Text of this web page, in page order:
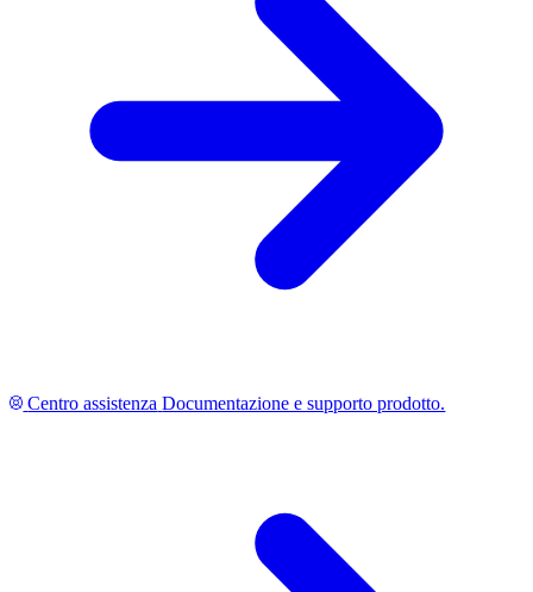
Centro assistenza Documentazione e supporto prodotto.